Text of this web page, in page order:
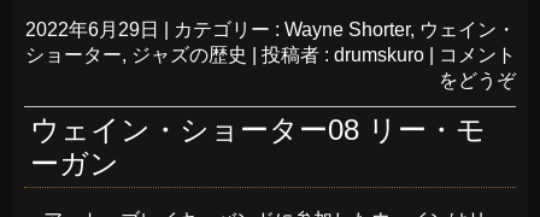
2022年6月29日 カテゴリー : Wayne Shorter, ウェイン・
ショーター, ジャズの歴史 投稿者 : drumskuro
コメント
をどうぞ
ウェイン・ショーター08 リー・モ
ーガン